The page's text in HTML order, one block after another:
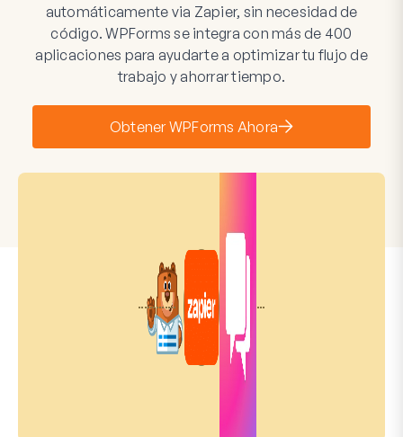
automáticamente via Zapier, sin necesidad de
código. WPForms se integra con más de 400
aplicaciones para ayudarte a optimizar tu flujo de
trabajo y ahorrar tiempo.
Obtener WPForms Ahora